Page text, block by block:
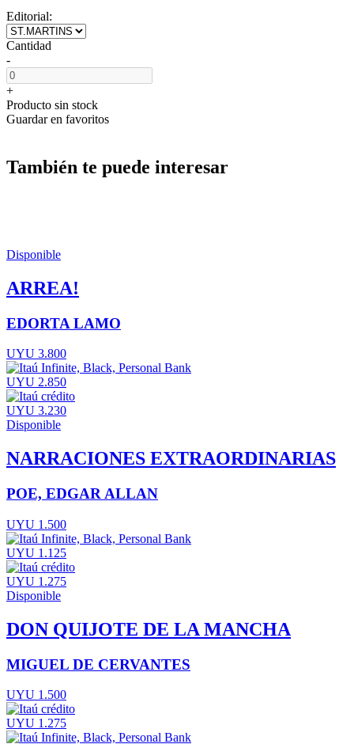
Editorial:
Cantidad
-
+
Producto sin stock
Guardar en favoritos
También te puede interesar
Disponible
ARREA!
EDORTA LAMO
UYU 3.800
UYU 2.850
UYU 3.230
Disponible
NARRACIONES EXTRAORDINARIAS
POE, EDGAR ALLAN
UYU 1.500
UYU 1.125
UYU 1.275
Disponible
DON QUIJOTE DE LA MANCHA
MIGUEL DE CERVANTES
UYU 1.500
UYU 1.275